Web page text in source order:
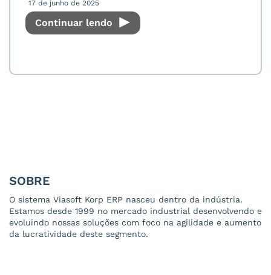
17 de junho de 2025
Continuar lendo
SOBRE
O sistema Viasoft Korp ERP nasceu dentro da indústria.
Estamos desde 1999 no mercado industrial desenvolvendo e
evoluindo nossas soluções com foco na agilidade e aumento
da lucratividade deste segmento.